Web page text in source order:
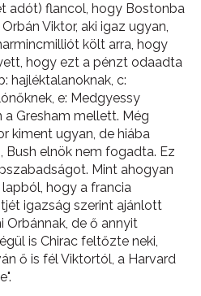
adót) flancol, hogy Bostonba
Viktor, aki igaz ugyan,
költ arra, hogy
hogy ezt a pénzt odaadta
hajléktalanoknak, c:
e: Medgyessy
Gresham mellett. Még
kiment ugyan, de hiába
elnök nem fogadta. Ez
Mint ahogyan
hogy a francia
igazság szerint ajánlott
Orbánnak, de ő annyit
is Chirac feltőzte neki,
ő is fél Viktortól, a Harvard